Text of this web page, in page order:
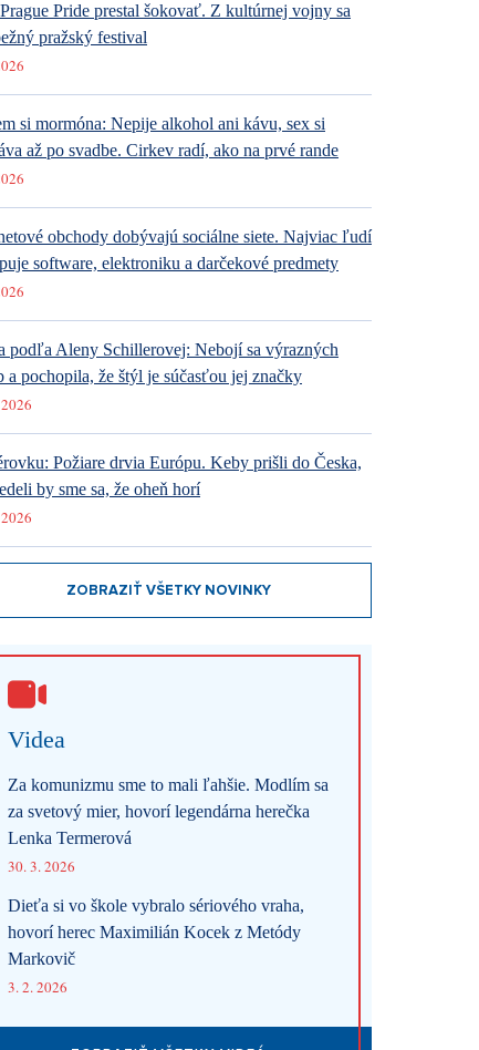
Pride prestal šokovať. Z kultúrnej vojny sa
pražský festival
si mormóna: Nepije alkohol ani kávu, sex si
až po svadbe. Cirkev radí, ako na prvé rande
obchody dobývajú sociálne siete. Najviac ľudí
software, elektroniku a darčekové predmety
podľa Aleny Schillerovej: Nebojí sa výrazných
a pochopila, že štýl je súčasťou jej značky
Požiare drvia Európu. Keby prišli do Česka,
by sme sa, že oheň horí
ZOBRAZIŤ VŠETKY NOVINKY
Videa
Za komunizmu sme to mali ľahšie. Modlím sa
za svetový mier, hovorí legendárna herečka
Lenka Termerová
30. 3. 2026
Dieťa si vo škole vybralo sériového vraha,
hovorí herec Maximilián Kocek z Metódy
Markovič
3. 2. 2026